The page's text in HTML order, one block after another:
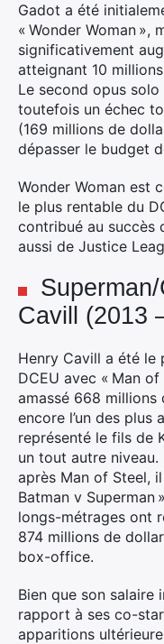
Gadot a été
« Wonder Woman »,
significativement
atteignant 10
Le second opus
toutefois un échec
(169 millions de
dépasser le budget
Wonder Woman est
le plus rentable du
contribué au succès
aussi de Justice
Cavill (2013
Henry Cavill a été le
DCEU avec « Man
amassé 668
encore l’un des plus
représenté le fils de
un tout autre niveau.
après Man of Steel,
Batman v Superman
longs-métrages ont
874 millions de
box-office.
Bien que son
rapport à ses co-
apparitions